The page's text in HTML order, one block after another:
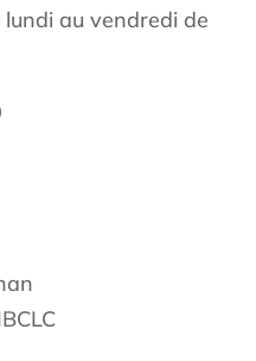
lundi au vendredi de